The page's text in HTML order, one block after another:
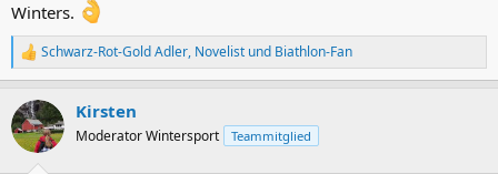
Winters.
R
e
k
t
i
Schwarz-Rot-Gold Adler, Novelist und Biathlon-Fan
Kirsten
Moderator Wintersport Teammitglied